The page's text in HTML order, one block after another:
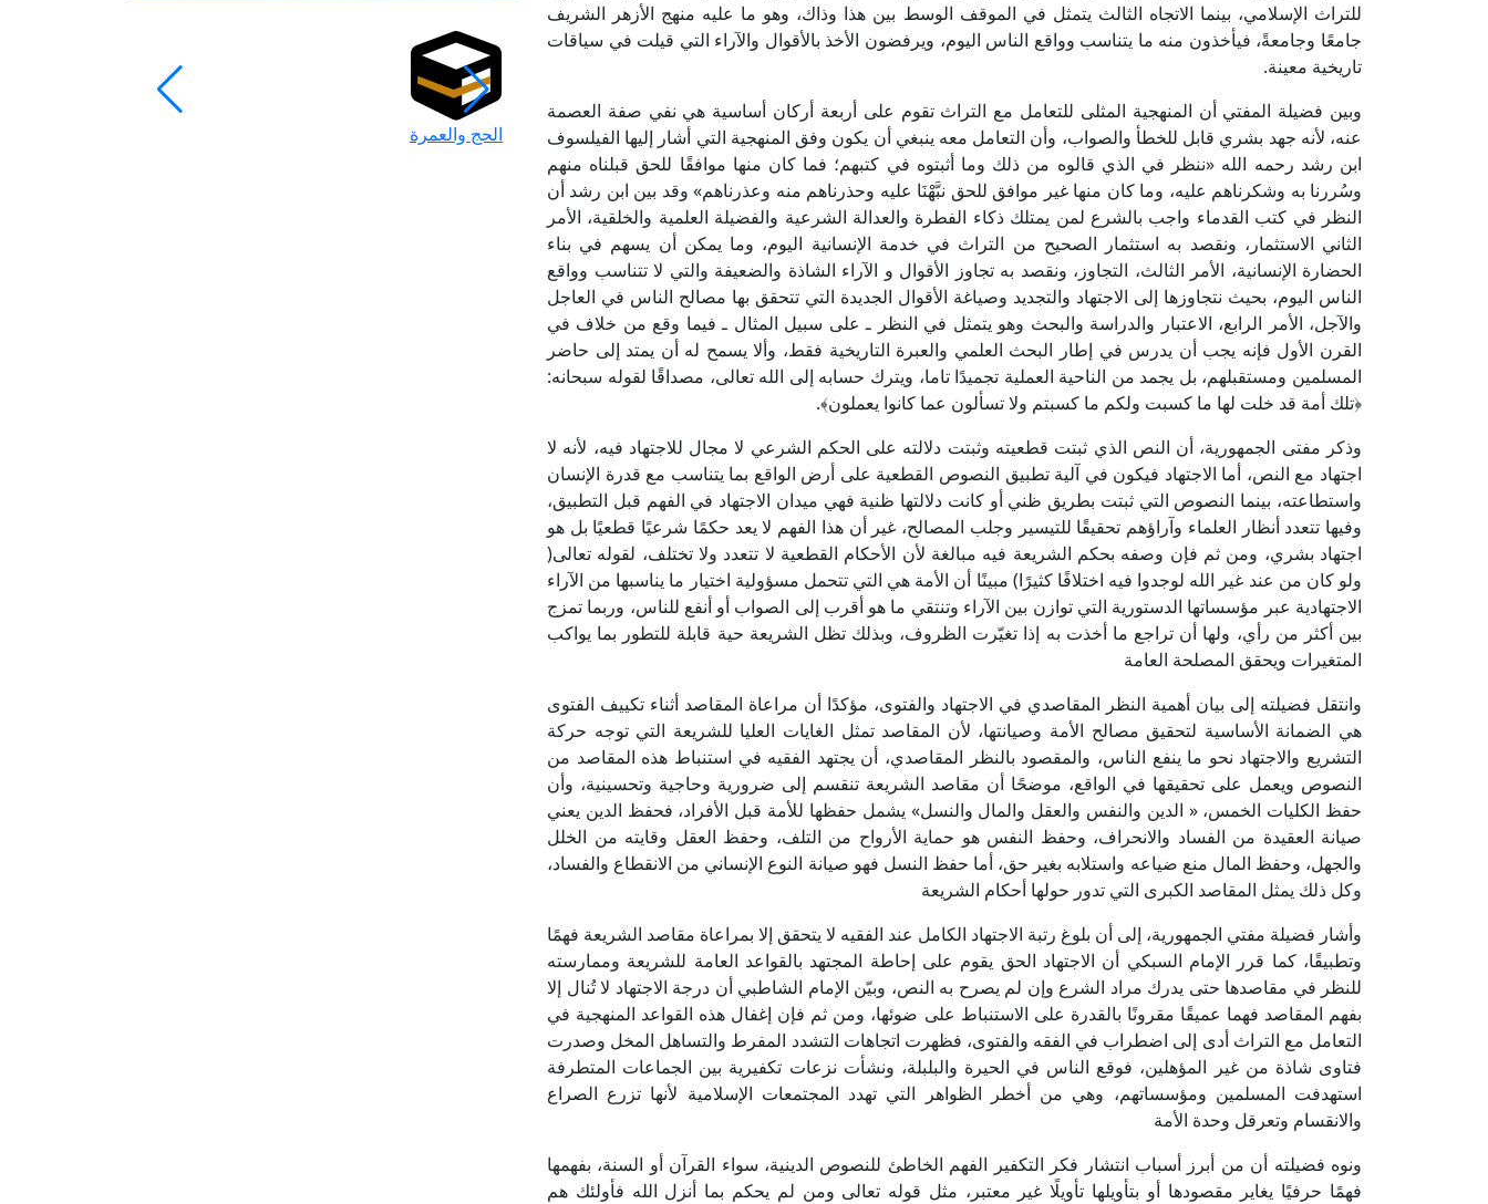
للتراث الإسلامي، بينما الاتجاه الثالث يتمثل في الموقف الوسط بين هذا وذاك، وهو ما عليه منهج الأزهر الشريف
جامعًا وجامعةً، فيأخذون منه ما يتناسب وواقع الناس اليوم، ويرفضون الأخذ بالأقوال والآراء التي قيلت في سياقات
تاريخية معينة.
وبين فضيلة المفتي أن المنهجية المثلى للتعامل مع التراث تقوم على أربعة أركان أساسية هي نفي صفة العصمة
عنه، لأنه جهد بشري قابل للخطأ والصواب، وأن التعامل معه ينبغي أن يكون وفق المنهجية التي أشار إليها الفيلسوف
ابن رشد رحمه الله «ننظر في الذي قالوه من ذلك وما أثبتوه في كتبهم؛ فما كان منها موافقًا للحق قبلناه منهم
وسُررنا به وشكرناهم عليه، وما كان منها غير موافق للحق نبَّهْنَا عليه وحذرناهم منه وعذرناهم» وقد بين ابن رشد أن
النظر في كتب القدماء واجب بالشرع لمن يمتلك ذكاء الفطرة والعدالة الشرعية والفضيلة العلمية والخلقية، الأمر
الثاني الاستثمار، ونقصد به استثمار الصحيح من التراث في خدمة الإنسانية اليوم، وما يمكن أن يسهم في بناء
الحضارة الإنسانية، الأمر الثالث، التجاوز، ونقصد به تجاوز الأقوال و الآراء الشاذة والضعيفة والتي لا تتناسب وواقع
الناس اليوم، بحيث نتجاوزها إلى الاجتهاد والتجديد وصياغة الأقوال الجديدة التي تتحقق بها مصالح الناس في العاجل
والآجل، الأمر الرابع، الاعتبار والدراسة والبحث وهو يتمثل في النظر ـ على سبيل المثال ـ فيما وقع من خلاف في
القرن الأول فإنه يجب أن يدرس في إطار البحث العلمي والعبرة التاريخية فقط، وألا يسمح له أن يمتد إلى حاضر
المسلمين ومستقبلهم، بل يجمد من الناحية العملية تجميدًا تاما، ويترك حسابه إلى الله تعالى، مصداقًا لقوله سبحانه:
﴿تلك أمة قد خلت لها ما كسبت ولكم ما كسبتم ولا تسألون عما كانوا يعملون﴾.
وذكر مفتى الجمهورية، أن النص الذي ثبتت قطعيته وثبتت دلالته على الحكم الشرعي لا مجال للاجتهاد فيه، لأنه لا
اجتهاد مع النص، أما الاجتهاد فيكون في آلية تطبيق النصوص القطعية على أرض الواقع بما يتناسب مع قدرة الإنسان
واستطاعته، بينما النصوص التي ثبتت بطريق ظني أو كانت دلالتها ظنية فهي ميدان الاجتهاد في الفهم قبل التطبيق،
وفيها تتعدد أنظار العلماء وآراؤهم تحقيقًا للتيسير وجلب المصالح، غير أن هذا الفهم لا يعد حكمًا شرعيًا قطعيًا بل هو
اجتهاد بشري، ومن ثم فإن وصفه بحكم الشريعة فيه مبالغة لأن الأحكام القطعية لا تتعدد ولا تختلف، لقوله تعالى(
ولو كان من عند غير الله لوجدوا فيه اختلافًا كثيرًا) مبينًا أن الأمة هي التي تتحمل مسؤولية اختيار ما يناسبها من الآراء
الاجتهادية عبر مؤسساتها الدستورية التي توازن بين الآراء وتنتقي ما هو أقرب إلى الصواب أو أنفع للناس، وربما تمزج
بين أكثر من رأي، ولها أن تراجع ما أخذت به إذا تغيّرت الظروف، وبذلك تظل الشريعة حية قابلة للتطور بما يواكب
المتغيرات ويحقق المصلحة العامة
وانتقل فضيلته إلى بيان أهمية النظر المقاصدي في الاجتهاد والفتوى، مؤكدًا أن مراعاة المقاصد أثناء تكييف الفتوى
هي الضمانة الأساسية لتحقيق مصالح الأمة وصيانتها، لأن المقاصد تمثل الغايات العليا للشريعة التي توجه حركة
التشريع والاجتهاد نحو ما ينفع الناس، والمقصود بالنظر المقاصدي، أن يجتهد الفقيه في استنباط هذه المقاصد من
النصوص ويعمل على تحقيقها في الواقع، موضحًا أن مقاصد الشريعة تنقسم إلى ضرورية وحاجية وتحسينية، وأن
حفظ الكليات الخمس، « الدين والنفس والعقل والمال والنسل» يشمل حفظها للأمة قبل الأفراد، فحفظ الدين يعني
صيانة العقيدة من الفساد والانحراف، وحفظ النفس هو حماية الأرواح من التلف، وحفظ العقل وقايته من الخلل
والجهل، وحفظ المال منع ضياعه واستلابه بغير حق، أما حفظ النسل فهو صيانة النوع الإنساني من الانقطاع والفساد،
وكل ذلك يمثل المقاصد الكبرى التي تدور حولها أحكام الشريعة
وأشار فضيلة مفتي الجمهورية، إلى أن بلوغ رتبة الاجتهاد الكامل عند الفقيه لا يتحقق إلا بمراعاة مقاصد الشريعة فهمًا
وتطبيقًا، كما قرر الإمام السبكي أن الاجتهاد الحق يقوم على إحاطة المجتهد بالقواعد العامة للشريعة وممارسته
للنظر في مقاصدها حتى يدرك مراد الشرع وإن لم يصرح به النص، وبيّن الإمام الشاطبي أن درجة الاجتهاد لا تُنال إلا
بفهم المقاصد فهما عميقًا مقرونًا بالقدرة على الاستنباط على ضوئها، ومن ثم فإن إغفال هذه القواعد المنهجية في
التعامل مع التراث أدى إلى اضطراب في الفقه والفتوى، فظهرت اتجاهات التشدد المفرط والتساهل المخل وصدرت
فتاوى شاذة من غير المؤهلين، فوقع الناس في الحيرة والبلبلة، ونشأت نزعات تكفيرية بين الجماعات المتطرفة
استهدفت المسلمين ومؤسساتهم، وهي من أخطر الظواهر التي تهدد المجتمعات الإسلامية لأنها تزرع الصراع
والانقسام وتعرقل وحدة الأمة
ونوه فضيلته أن من أبرز أسباب انتشار فكر التكفير الفهم الخاطئ للنصوص الدينية، سواء القرآن أو السنة، بفهمها
فهمًا حرفيًا يغاير مقصودها أو بتأويلها تأويلًا غير معتبر، مثل قوله تعالى ومن لم يحكم بما أنزل الله فأولئك هم
الحج والعمرة